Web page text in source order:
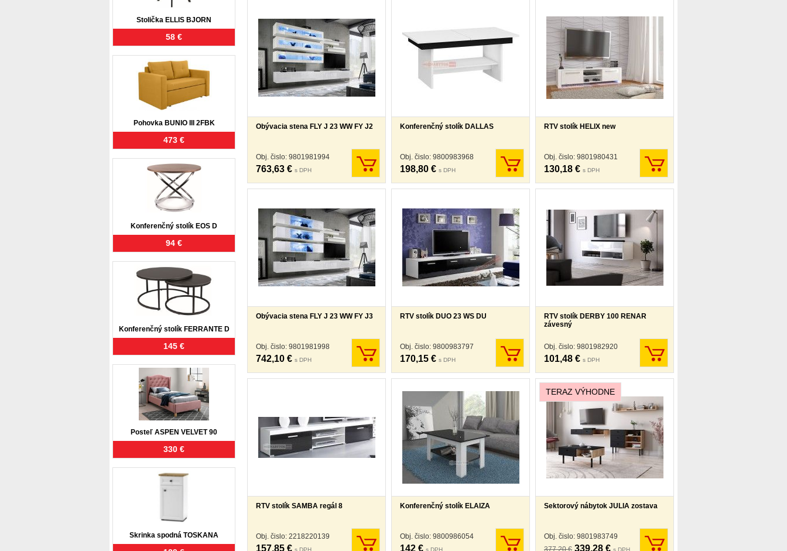
Obývacia stena FLY J 23 WW FY J2
Obj. čislo: 9801981994
763,63 € s DPH
Konferenčný stolík DALLAS
Obj. čislo: 9800983968
198,80 € s DPH
RTV stolík HELIX new
Obj. čislo: 9801980431
130,18 € s DPH
Obývacia stena FLY J 23 WW FY J3
Obj. čislo: 9801981998
742,10 € s DPH
RTV stolík DUO 23 WS DU
Obj. čislo: 9800983797
170,15 € s DPH
RTV stolík DERBY 100 RENAR
závesný
Obj. čislo: 9801982920
101,48 € s DPH
RTV stolík SAMBA regál 8
Obj. čislo: 2218220139
157,85 € s DPH
Konferenčný stolík ELAIZA
Obj. čislo: 9800986054
142 € s DPH
TERAZ VÝHODNE
Sektorový nábytok JULIA zostava
Obj. čislo: 9801983749
377,20 € 339,28 € s DPH
Stolička ELLIS BJORN
58 €
Pohovka BUNIO III 2FBK
473 €
Konferenčný stolík EOS D
94 €
Konferenčný stolík FERRANTE D
145 €
Posteľ ASPEN VELVET 90
330 €
Skrinka spodná TOSKANA